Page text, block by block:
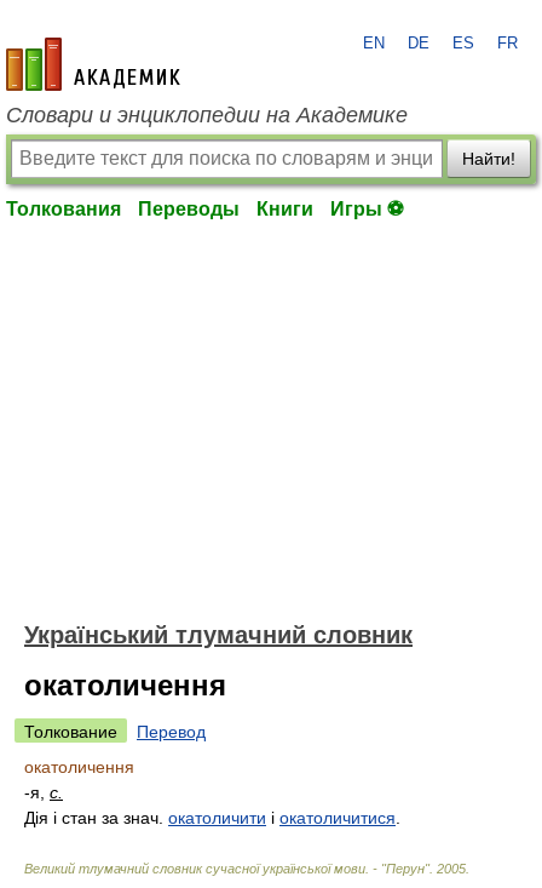
academic.ru
EN DE ES FR
Словари и энциклопедии на Академике
Найти!
Толкования Переводы Книги Игры ⚽
Український тлумачний словник
окатоличення
Толкование
Перевод
окатоличення
-я, с.
Дія і стан за знач. окатоличити і окатоличитися
Великий тлумачний словник сучасної української мови. - "Перун". 2005